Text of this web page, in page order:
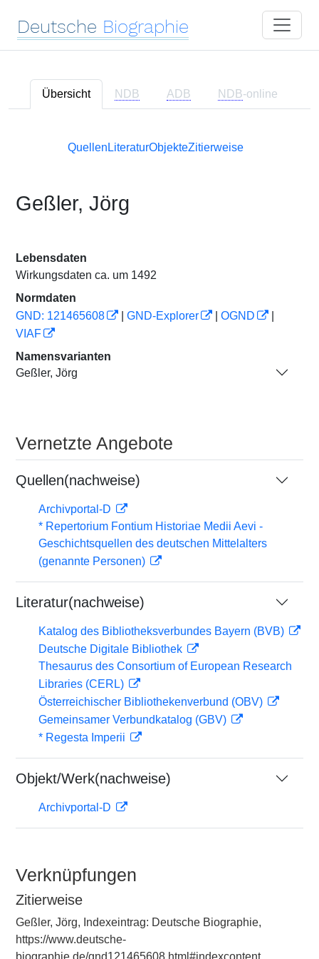
Deutsche Biographie
Übersicht NDB ADB NDB-online
Quellen LiteraturObjekteZitierweise
Geßler, Jörg
Lebensdaten
Wirkungsdaten ca. um 1492
Normdaten
GND: 121465608
GND-Explorer OGND
VIAF
Namensvarianten
Geßler, Jörg
Vernetzte Angebote
Quellen(nachweise)
Archivportal-D
* Repertorium Fontium Historiae Medii Aevi -
Geschichtsquellen des deutschen Mittelalters
(genannte Personen)
Literatur(nachweise)
Katalog des Bibliotheksverbundes Bayern (BVB)
Deutsche Digitale Bibliothek
Thesaurus des Consortium of European Research
Libraries (CERL)
Österreichischer Bibliothekenverbund (OBV)
Gemeinsamer Verbundkatalog (GBV)
* Regesta Imperii
Objekt/Werk(nachweise)
Archivportal-D
Verknüpfungen
Zitierweise
Geßler, Jörg, Indexeintrag: Deutsche Biographie,
https://www.deutsche-
biographie.de/gnd121465608.html#indexcontent